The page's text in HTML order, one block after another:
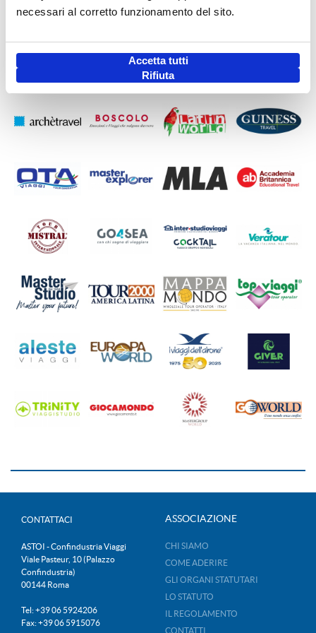
necessari al corretto funzionamento del sito.
Accetta tutti
Rifiuta
CONTATTACI
ASTOI - Confindustria Viaggi
Viale Pasteur, 10 (Palazzo
Confindustria)
00144 Roma
Tel: +39 06 5924206
Fax: +39 06 5915076
ASSOCIAZIONE
CHI SIAMO
COME ADERIRE
GLI ORGANI STATUTARI
LO STATUTO
IL REGOLAMENTO
CONTATTI